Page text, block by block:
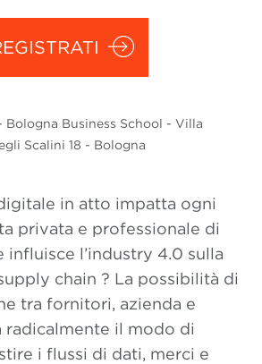
Bologna Business School - Villa
Scalini 18 - Bologna
in atto impatta ogni
privata e professionale di
influisce l’industry 4.0 sulla
chain ? La possibilità di
tra fornitori, azienda e
il modo di
i flussi di dati, merci e